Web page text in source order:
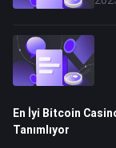
En İyi Bitcoin
Tanımlıyor